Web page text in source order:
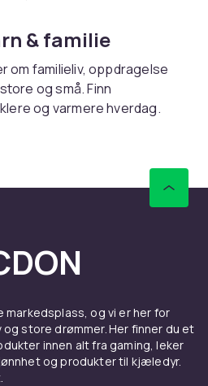
& familie
om familieliv, oppdragelse
og små. Finn
og varmere hverdag.
markedsplass, og vi er her for
store drømmer. Her finner du et
innen alt fra gaming, leker
og produkter til kjæledyr.